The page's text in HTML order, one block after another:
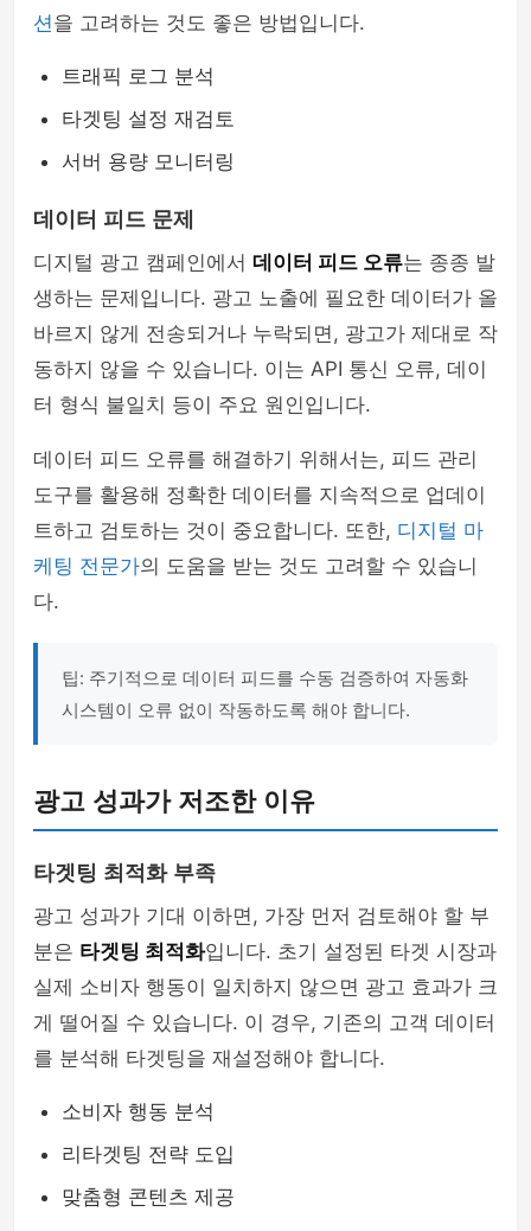
션을 고려하는 것도 좋은 방법입니다.
트래픽 로그 분석
타겟팅 설정 재검토
서버 용량 모니터링
데이터 피드 문제
디지털 광고 캠페인에서 데이터 피드 오류는 종종 발
생하는 문제입니다. 광고 노출에 필요한 데이터가 올
바르지 않게 전송되거나 누락되면, 광고가 제대로 작
동하지 않을 수 있습니다. 이는 API 통신 오류, 데이
터 형식 불일치 등이 주요 원인입니다.
데이터 피드 오류를 해결하기 위해서는, 피드 관리
도구를 활용해 정확한 데이터를 지속적으로 업데이
트하고 검토하는 것이 중요합니다. 또한, 디지털 마
케팅 전문가의 도움을 받는 것도 고려할 수 있습니
다.
팁: 주기적으로 데이터 피드를 수동 검증하여 자동화
시스템이 오류 없이 작동하도록 해야 합니다.
광고 성과가 저조한 이유
타겟팅 최적화 부족
광고 성과가 기대 이하면, 가장 먼저 검토해야 할 부
분은 타겟팅 최적화입니다. 초기 설정된 타겟 시장과
실제 소비자 행동이 일치하지 않으면 광고 효과가 크
게 떨어질 수 있습니다. 이 경우, 기존의 고객 데이터
를 분석해 타겟팅을 재설정해야 합니다.
소비자 행동 분석
리타겟팅 전략 도입
맞춤형 콘텐츠 제공